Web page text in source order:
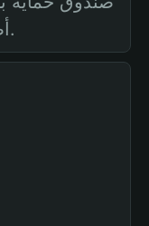
أصولك ومعاملاتك.